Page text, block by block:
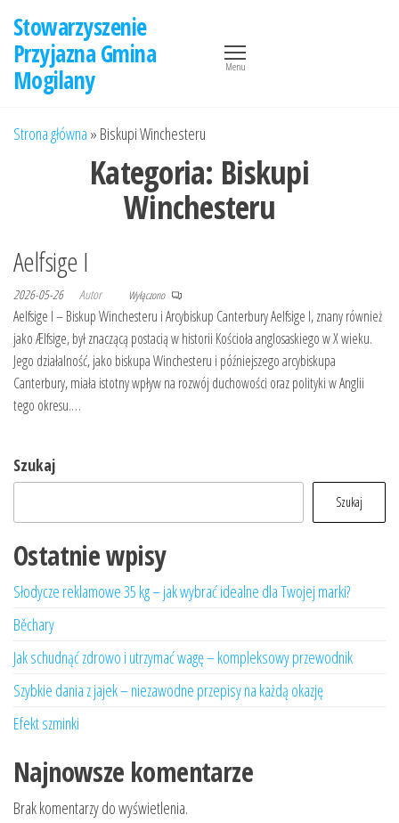
treści
Stowarzyszenie
Przyjazna Gmina
Mogilany
Menu
Strona główna » Biskupi Winchesteru
Kategoria: Biskupi
Winchesteru
Aelfsige I
2026-05-26 Autor Wyłączono
Aelfsige I – Biskup Winchesteru i Arcybiskup Canterbury Aelfsige I, znany również
jako Ælfsige, był znaczącą postacią w historii Kościoła anglosaskiego w X wieku.
Jego działalność, jako biskupa Winchesteru i późniejszego arcybiskupa
Canterbury, miała istotny wpływ na rozwój duchowości oraz polityki w Anglii
tego okresu.…
Szukaj
Szukaj
Ostatnie wpisy
Słodycze reklamowe 35 kg – jak wybrać idealne dla Twojej marki?
Běchary
Jak schudnąć zdrowo i utrzymać wagę – kompleksowy przewodnik
Szybkie dania z jajek – niezawodne przepisy na każdą okazję
Efekt szminki
Najnowsze komentarze
Brak komentarzy do wyświetlenia.